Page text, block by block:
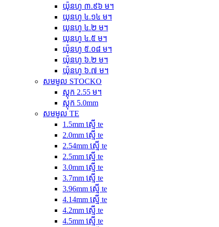
យ៉ុនហូ ៣.៩៦ ម។
យុនហូ ៤.១៤ ម។
យុនហូ ៤.២ ម។
យុនហូ ៤.៥ ម។
យ៉ុនហូ ៥.០៨ ម។
យ៉ុនហូ ៦.២ ម។
យ៉ុនហូ ៦.៧ ម។
សមមូល STOCKO
ស្តុក 2.55 ម។
ស្តុក 5.0mm
សមមូល TE
1.5mm ស្មើ te
2.0mm ស្មើ te
2.54mm ស្មើ te
2.5mm ស្មើ te
3.0mm ស្មើ te
3.7mm ស្មើ te
3.96mm ស្មើ te
4.14mm ស្មើ te
4.2mm ស្មើ te
4.5mm ស្មើ te